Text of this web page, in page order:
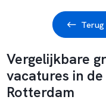
Vergelijkbare
vacatures in
Rotterdam